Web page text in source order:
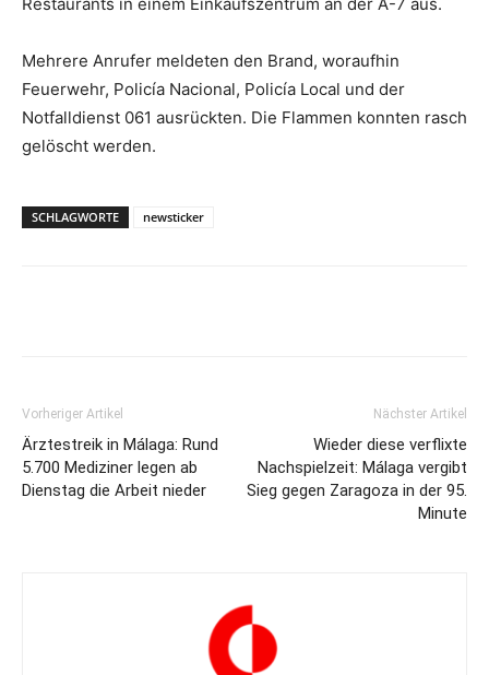
Restaurants in einem Einkaufszentrum an der A-7 aus.
Mehrere Anrufer meldeten den Brand, woraufhin
Feuerwehr, Policía Nacional, Policía Local und der
Notfalldienst 061 ausrückten. Die Flammen konnten rasch
gelöscht werden.
SCHLAGWORTE newsticker
Vorheriger Artikel
Ärztestreik in Málaga: Rund
5.700 Mediziner legen ab
Dienstag die Arbeit nieder
Nächster Artikel
Wieder diese verflixte
Nachspielzeit: Málaga vergibt
Sieg gegen Zaragoza in der 95.
Minute